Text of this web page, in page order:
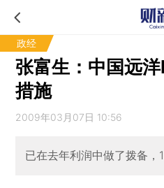
政经
张富生：中国远
措施
2009年03月07日 10:56
已在去年利润中做了拨备，